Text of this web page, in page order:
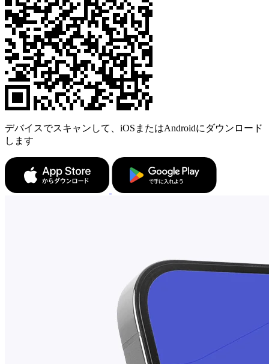
デバイスでスキャンして、iOSまたはAndroidにダウンロード
します